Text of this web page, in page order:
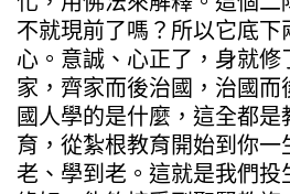
不就現前了嗎？所以它底下
心。意誠、心正了，身就修
家，齊家而後治國，治國而
國人學的是什麼，這全都
育，從紮根教育開始到你一
老、學到老。這就是我們投